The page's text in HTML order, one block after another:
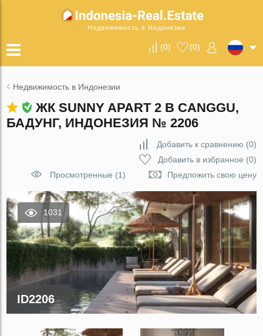
Недвижимость в Индонезии
(0) (0)
Недвижимость в Индонезии
ЖК SUNNY APART 2 В CANGGU,
БАДУНГ, ИНДОНЕЗИЯ № 2206
Добавить к сравнению (0)
Добавить в избранное (0)
Просмотренные (1)
Предложить свою цену
1031
ID2206